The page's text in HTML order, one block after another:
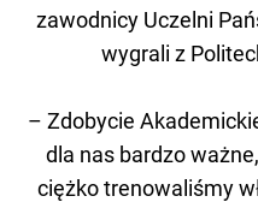
zawodnicy Uczelni
wygrali z
– Zdobycie
dla nas bardzo
ciężko trenowaliśmy